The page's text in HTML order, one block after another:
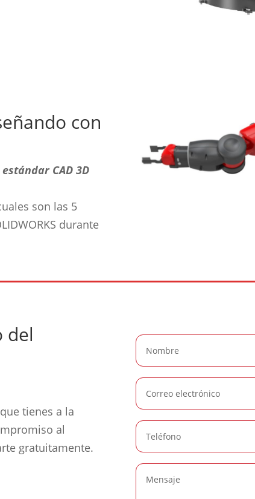
con
CAD 3D
son las 5
durante
del
tienes a la
al
gratuitamente.